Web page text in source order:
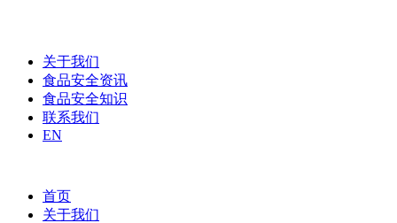
关于我们
食品安全资讯
食品安全知识
联系我们
EN
首页
关于我们